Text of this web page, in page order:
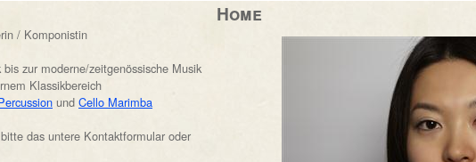
Home
/ Komponistin
zur moderne/zeitgenössische Musik
Klassikbereich
und Cello Marimba
das untere Kontaktformular oder